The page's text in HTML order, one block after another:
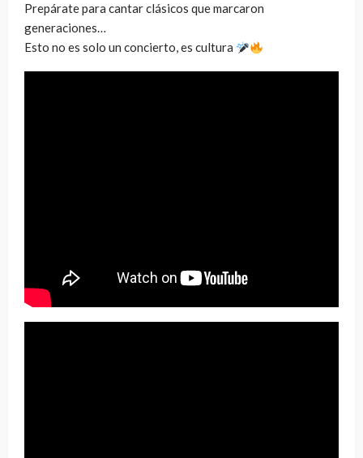
Prepárate para cantar clásicos que marcaron
generaciones…
Esto no es solo un concierto, es cultura